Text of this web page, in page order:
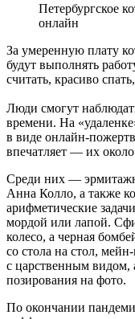
Петербургское
онлайн
За умеренную плату
будут выполнять
считать, красиво
Люди смогут
времени. На
в виде онлайн-
впечатляет — их около
Среди них —
Анна Колло, а также
арифметические
мордой или лапой.
колесо, а черная
со стола на стол,
с царственным видом,
позирования на фото.
По окончании